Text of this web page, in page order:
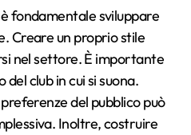
fondamentale sviluppare
Creare un proprio stile
nel settore. È importante
club in cui si suona.
del pubblico può
Inoltre, costruire